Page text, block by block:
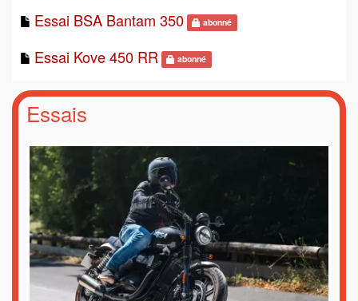
Essai BSA Bantam 350
abonné
Essai Kove 450 RR abonné
Essais